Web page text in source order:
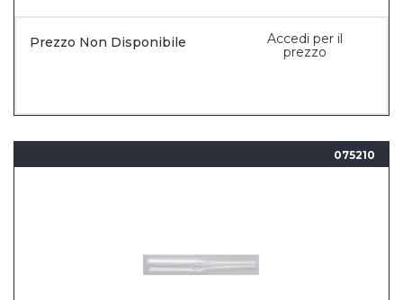
Prezzo Non Disponibile
Accedi per il
prezzo
075210